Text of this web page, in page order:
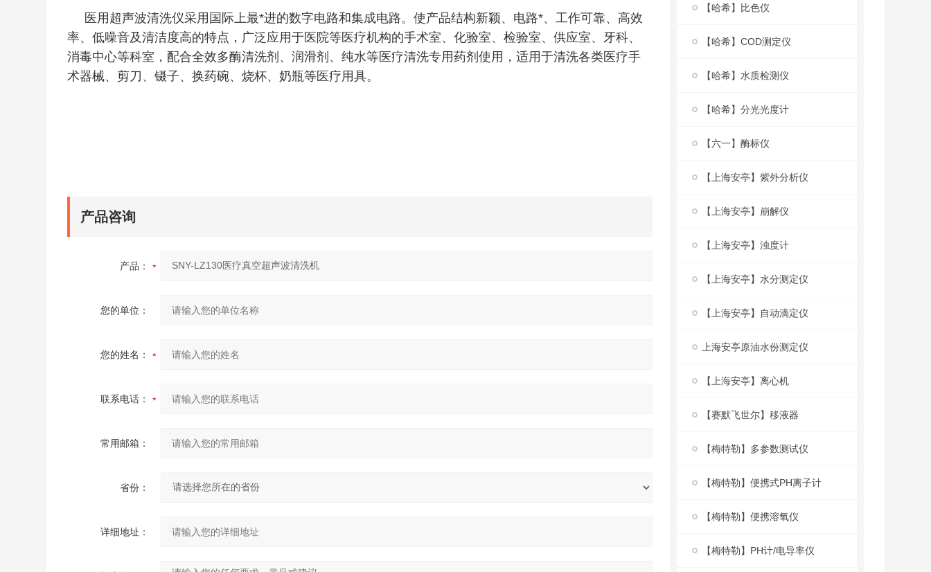
医用超声波清洗仪采用国际上最*进的数字电路和集成电路。使产品结构新颖、电路*、工作可靠、高效
率、低噪音及清洁度高的特点，广泛应用于医院等医疗机构的手术室、化验室、检验室、供应室、牙科、
消毒中心等科室，配合全效多酶清洗剂、润滑剂、纯水等医疗清洗专用药剂使用，适用于清洗各类医疗手
术器械、剪刀、镊子、换药碗、烧杯、奶瓶等医疗用具。
产品咨询
产品：
您的单位：
您的姓名：
联系电话：
常用邮箱：
省份：
详细地址：
【哈希】比色仪
【哈希】COD测定仪
【哈希】水质检测仪
【哈希】分光光度计
【六一】酶标仪
【上海安亭】紫外分析仪
【上海安亭】崩解仪
【上海安亭】浊度计
【上海安亭】水分测定仪
【上海安亭】自动滴定仪
上海安亭原油水份测定仪
【上海安亭】离心机
【赛默飞世尔】移液器
【梅特勒】多参数测试仪
【梅特勒】便携式PH离子计
【梅特勒】便携溶氧仪
【梅特勒】PH计/电导率仪